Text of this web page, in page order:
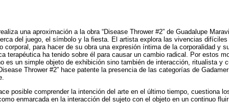
una aproximación a la obra “Disease Thrower #2” de Guadalupe
del juego, el símbolo y la fiesta. El artista explora las vivencias
corporal, para hacer de su obra una expresión íntima de la corporalidad y
terapéutica ha tenido sobre él para causar un cambio radical. Por estos
es un simple objeto de exhibición sino también de interacción, ritualista y
Thrower #2” hace patente la presencia de las categorías de
posible comprender la intención del arte en el último tiempo, cuestiona
enmarcada en la interacción del sujeto con el objeto en un continuo